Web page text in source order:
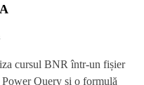
cursul BNR într-un fișier
Query și o formulă